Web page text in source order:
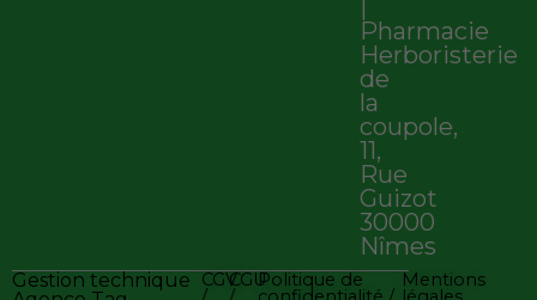
Pharmacie
Herboristerie
de
la
coupole,
11,
Rue
Guizot
30000
Nîmes
Gestion technique
Mentions
Politique de
CGU
CGV